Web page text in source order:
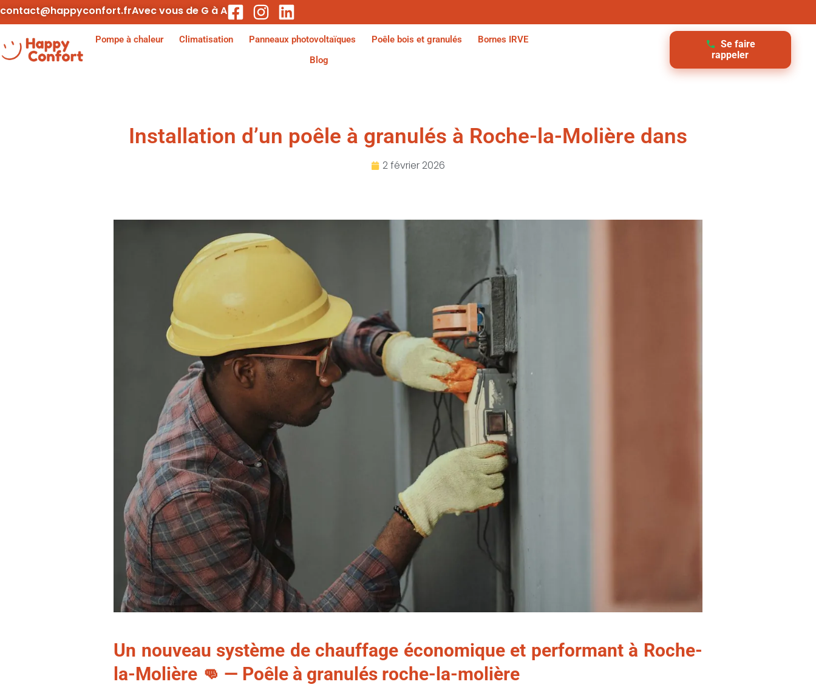
contact@happyconfort.frAvec vous de G à A
Pompe à chaleur Climatisation Panneaux photovoltaïques Poêle bois et granulés
Bornes IRVE
Blog
Se faire
rappeler
Installation d’un poêle à granulés à Roche-la-Molière dans
2 février 2026
Un nouveau système de chauffage économique et performant à Roche-
la-Molière 👊 — Poêle à granulés roche-la-molière